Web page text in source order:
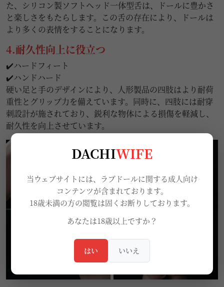
た、シリコン製ソフトヘッド一体型舌は、ドールに豊かさ
と楽しさをもたらします。この舌の存在により、ドールは
より多くの表情をすることになります。
4.耐久性向上に役立つ
✔️ハードフィート
✔️ハンドハード
硬い足と手のデザインにより、人形製品の四肢はより耐荷
重性とグリップ力を備えています。同時に、四肢には耐穿
刺設計が施されており、鋭利な物体による損傷を軽減し、
耐久性を向上させています。
DACHIWIFE
当ウェブサイトには、ラブドールに関する成人向け
コンテンツが含まれております。
18歳未満の方の閲覧は固くお断りしております。
あなたは18歳以上ですか？
はい いいえ